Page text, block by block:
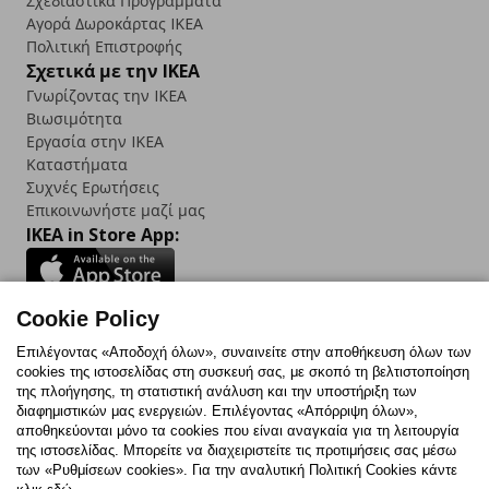
Αγορά Δωρoκάρτας IKEA
Πολιτική Επιστροφής
Σχετικά με την IKEA
Γνωρίζοντας την IKEA
Βιωσιμότητα
Εργασία στην IKEA
Καταστήματα
Συχνές Ερωτήσεις
Επικοινωνήστε μαζί μας
IKEA in Store App:
Follow us:
FacebookInstagram
TikTokYoutubePinterestTwitter
Cookie Policy
Επιλέγοντας «Αποδοχή όλων», συναινείτε στην αποθήκευση όλων των
cookies της ιστοσελίδας στη συσκευή σας, με σκοπό τη βελτιστοποίηση
της πλοήγησης, τη στατιστική ανάλυση και την υποστήριξη των
διαφημιστικών μας ενεργειών. Επιλέγοντας «Απόρριψη όλων»,
αποθηκεύονται μόνο τα cookies που είναι αναγκαία για τη λειτουργία
της ιστοσελίδας. Μπορείτε να διαχειριστείτε τις προτιμήσεις σας μέσω
των «Ρυθμίσεων cookies». Για την αναλυτική Πολιτική Cookies κάντε